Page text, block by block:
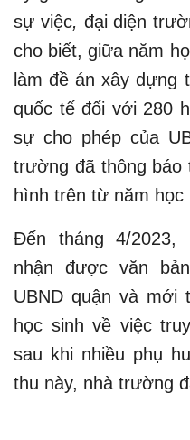
sự việc, đại diện
cho biết, giữa năm
làm đề án xây dựng
quốc tế đối với 280
sự cho phép của
trường đã thông báo
hình trên từ năm học
Đến tháng 4/
nhận được văn
UBND quận và mới
học sinh về việc
sau khi nhiều phụ
thu này, nhà trường